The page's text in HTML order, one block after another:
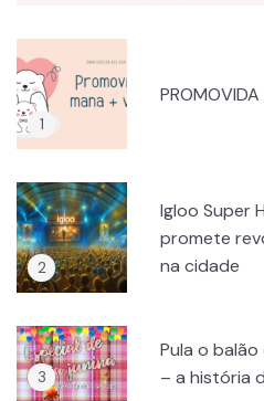
Igloo Super
promete
na cidade
Pula o
– a história